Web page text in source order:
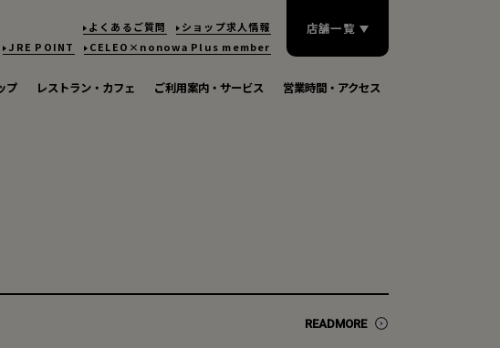
プ レストラン・カフェ ご利用案内・サービス 営業時間・アクセス
よくあるご質問
ショップ求人情報
JRE POINT
CELEO×nonowa Plus member
店舗一覧
READMORE